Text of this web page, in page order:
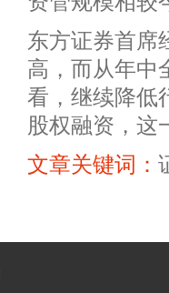
东方证券首席
高，而从年中
看，继续降低
股权融资，这
文章关键词：